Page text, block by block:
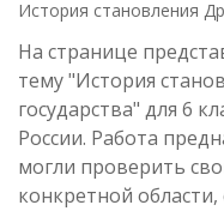
История становления
На странице
тему "История
государства" для 6
России. Работа
могли проверить
конкретной